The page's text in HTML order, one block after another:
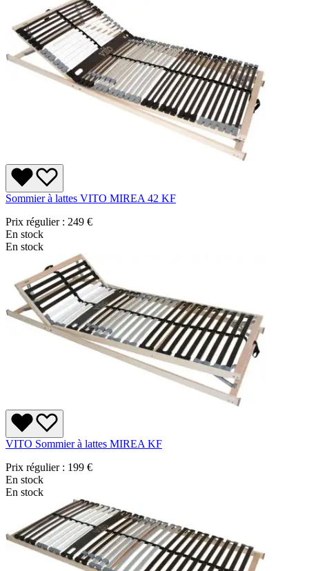
Sommier à lattes VITO MIREA 42 KF
Prix régulier : 249 €
En stock
En stock
VITO Sommier à lattes MIREA KF
Prix régulier : 199 €
En stock
En stock